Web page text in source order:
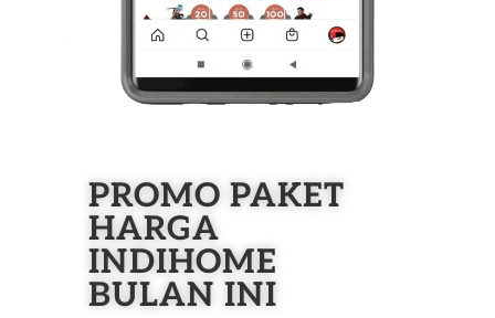
PROMO PAKET
HARGA
INDIHOME
BULAN INI